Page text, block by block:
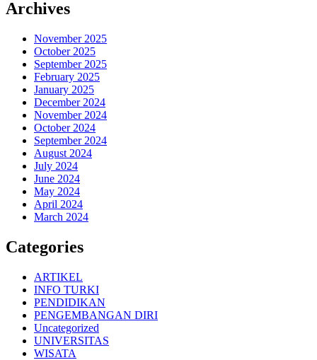
Archives
November 2025
October 2025
September 2025
February 2025
January 2025
December 2024
November 2024
October 2024
September 2024
August 2024
July 2024
June 2024
May 2024
April 2024
March 2024
Categories
ARTIKEL
INFO TURKI
PENDIDIKAN
PENGEMBANGAN DIRI
Uncategorized
UNIVERSITAS
WISATA